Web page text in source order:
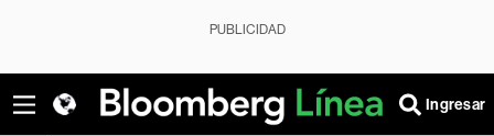
PUBLICIDAD
Ingresar